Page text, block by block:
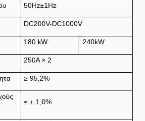
50Hz±1Hz
DC200V-DC1000V
180 kW 240kW
250A × 2
≥ 95,2%
≤ ± 1,0%